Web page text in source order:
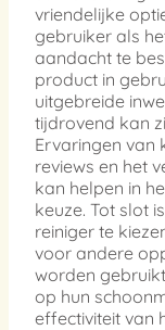
vriendelijke
gebruiker als
aandacht te
product in
uitgebreide
tijdrovend kan
Ervaringen van
reviews en het
kan helpen in
keuze. Tot slot
reiniger te
voor andere
worden
op hun
effectiviteit van